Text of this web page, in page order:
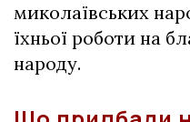
миколаївських
їхньої роботи на
народу.